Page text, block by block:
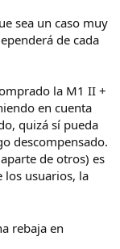
sea un caso muy
de cada
la M1 II +
en cuenta
quizá sí pueda
descompensado.
de otros) es
los usuarios, la
rebaja en